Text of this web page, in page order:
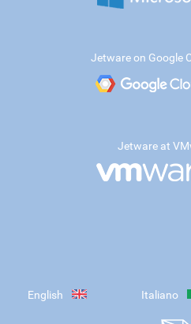
Jetware on Google
Jetware at
English Italiano